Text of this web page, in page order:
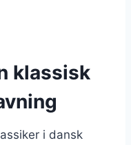
klassisk
i dansk